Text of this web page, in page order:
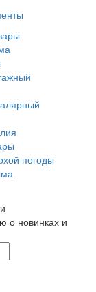
погоды
о новинках и